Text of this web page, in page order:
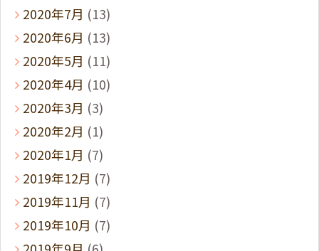
2020年7月 (13)
2020年6月 (13)
2020年5月 (11)
2020年4月 (10)
2020年3月 (3)
2020年2月 (1)
2020年1月 (7)
2019年12月 (7)
2019年11月 (7)
2019年10月 (7)